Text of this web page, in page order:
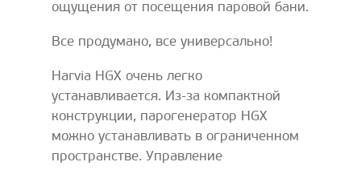
ощущения от посещения паровой бани.
Все продумано, все универсально!
Harvia HGX очень легко
устанавливается. Из-за компактной
конструкции, парогенератор HGX
можно устанавливать в ограниченном
пространстве. Управление